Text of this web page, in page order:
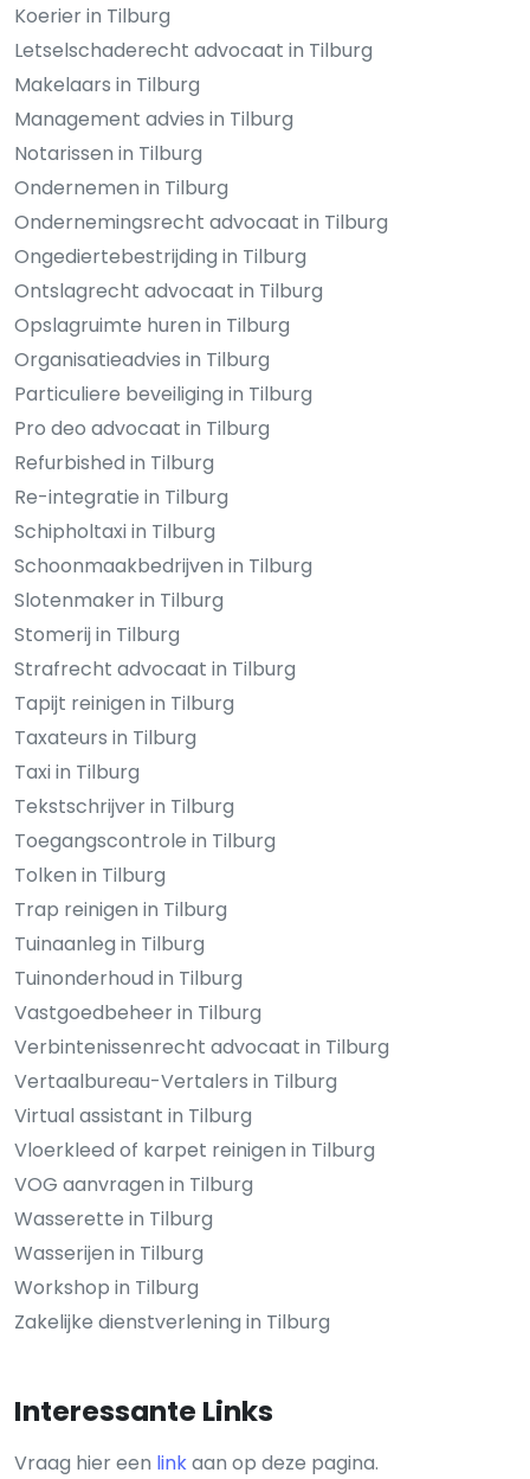
Koerier in Tilburg
Letselschaderecht advocaat in Tilburg
Makelaars in Tilburg
Management advies in Tilburg
Notarissen in Tilburg
Ondernemen in Tilburg
Ondernemingsrecht advocaat in Tilburg
Ongediertebestrijding in Tilburg
Ontslagrecht advocaat in Tilburg
Opslagruimte huren in Tilburg
Organisatieadvies in Tilburg
Particuliere beveiliging in Tilburg
Pro deo advocaat in Tilburg
Refurbished in Tilburg
Re-integratie in Tilburg
Schipholtaxi in Tilburg
Schoonmaakbedrijven in Tilburg
Slotenmaker in Tilburg
Stomerij in Tilburg
Strafrecht advocaat in Tilburg
Tapijt reinigen in Tilburg
Taxateurs in Tilburg
Taxi in Tilburg
Tekstschrijver in Tilburg
Toegangscontrole in Tilburg
Tolken in Tilburg
Trap reinigen in Tilburg
Tuinaanleg in Tilburg
Tuinonderhoud in Tilburg
Vastgoedbeheer in Tilburg
Verbintenissenrecht advocaat in Tilburg
Vertaalbureau-Vertalers in Tilburg
Virtual assistant in Tilburg
Vloerkleed of karpet reinigen in Tilburg
VOG aanvragen in Tilburg
Wasserette in Tilburg
Wasserijen in Tilburg
Workshop in Tilburg
Zakelijke dienstverlening in Tilburg
Interessante Links
Vraag hier een linkaan op deze pagina.